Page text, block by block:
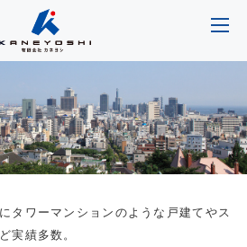
タワーマンションのような戸建てやス
実績多数。